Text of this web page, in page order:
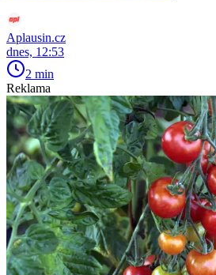
Aplausin.cz
dnes, 12:53
2 min
Reklama